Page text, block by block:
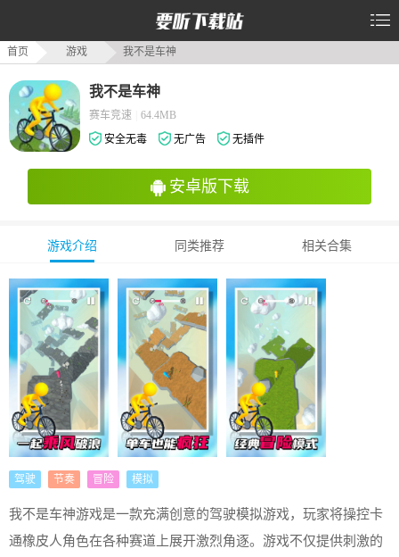
首页 游戏 我不是车神
我不是车神
赛车竞速
64.4MB
安全无毒
无广告 无插件
安卓版下载
游戏介绍 同类推荐 相关合集
驾驶 节奏 冒险 模拟
我不是车神游戏是一款充满创意的驾驶模拟游戏，玩家将操控卡
通橡皮人角色在各种赛道上展开激烈角逐。游戏不仅提供刺激的